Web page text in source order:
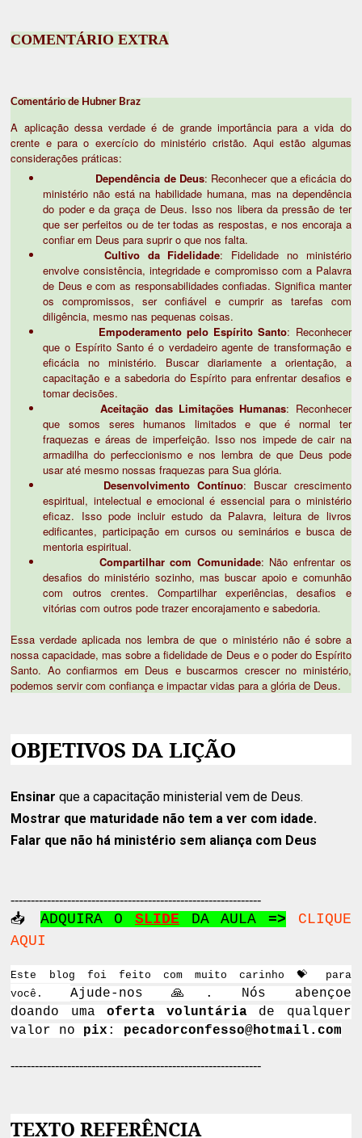
COMENTÁRIO EXTRA
Comentário de Hubner Braz
A aplicação dessa verdade é de grande importância para a vida do
crente e para o exercício do ministério cristão. Aqui estão algumas
considerações práticas:
Dependência de Deus: Reconhecer que a eficácia do
ministério não está na habilidade humana, mas na dependência
do poder e da graça de Deus. Isso nos libera da pressão de ter
que ser perfeitos ou de ter todas as respostas, e nos encoraja a
confiar em Deus para suprir o que nos falta.
Cultivo da Fidelidade: Fidelidade no ministério
envolve consistência, integridade e compromisso com a Palavra
de Deus e com as responsabilidades confiadas. Significa manter
os compromissos, ser confiável e cumprir as tarefas com
diligência, mesmo nas pequenas coisas.
Empoderamento pelo Espírito Santo: Reconhecer
que o Espírito Santo é o verdadeiro agente de transformação e
eficácia no ministério. Buscar diariamente a orientação, a
capacitação e a sabedoria do Espírito para enfrentar desafios e
tomar decisões.
Aceitação das Limitações Humanas: Reconhecer
que somos seres humanos limitados e que é normal ter
fraquezas e áreas de imperfeição. Isso nos impede de cair na
armadilha do perfeccionismo e nos lembra de que Deus pode
usar até mesmo nossas fraquezas para Sua glória.
Desenvolvimento Contínuo: Buscar crescimento
espiritual, intelectual e emocional é essencial para o ministério
eficaz. Isso pode incluir estudo da Palavra, leitura de livros
edificantes, participação em cursos ou seminários e busca de
mentoria espiritual.
Compartilhar com Comunidade: Não enfrentar os
desafios do ministério sozinho, mas buscar apoio e comunhão
com outros crentes. Compartilhar experiências, desafios e
vitórias com outros pode trazer encorajamento e sabedoria.
Essa verdade aplicada nos lembra de que o ministério não é sobre a
nossa capacidade, mas sobre a fidelidade de Deus e o poder do Espírito
Santo. Ao confiarmos em Deus e buscarmos crescer no ministério,
podemos servir com confiança e impactar vidas para a glória de Deus.
OBJETIVOS DA LIÇÃO
Ensinarque a capacitação ministerial vem de Deus.
Mostrar que maturidade não tem a ver com idade.
Falar que não há ministério sem aliança com Deus
--------------------------------------------------------------
📥 ADQUIRA O SLIDE DA AULA => CLIQUE
AQUI
Este blog foi feito com muito carinho 💝 para
você. Ajude-nos 🙏. Nós abençoe
doando uma oferta voluntária de qualquer
valor no pix : pecadorconfesso@hotmail.com
--------------------------------------------------------------
TEXTO REFERÊNCIA